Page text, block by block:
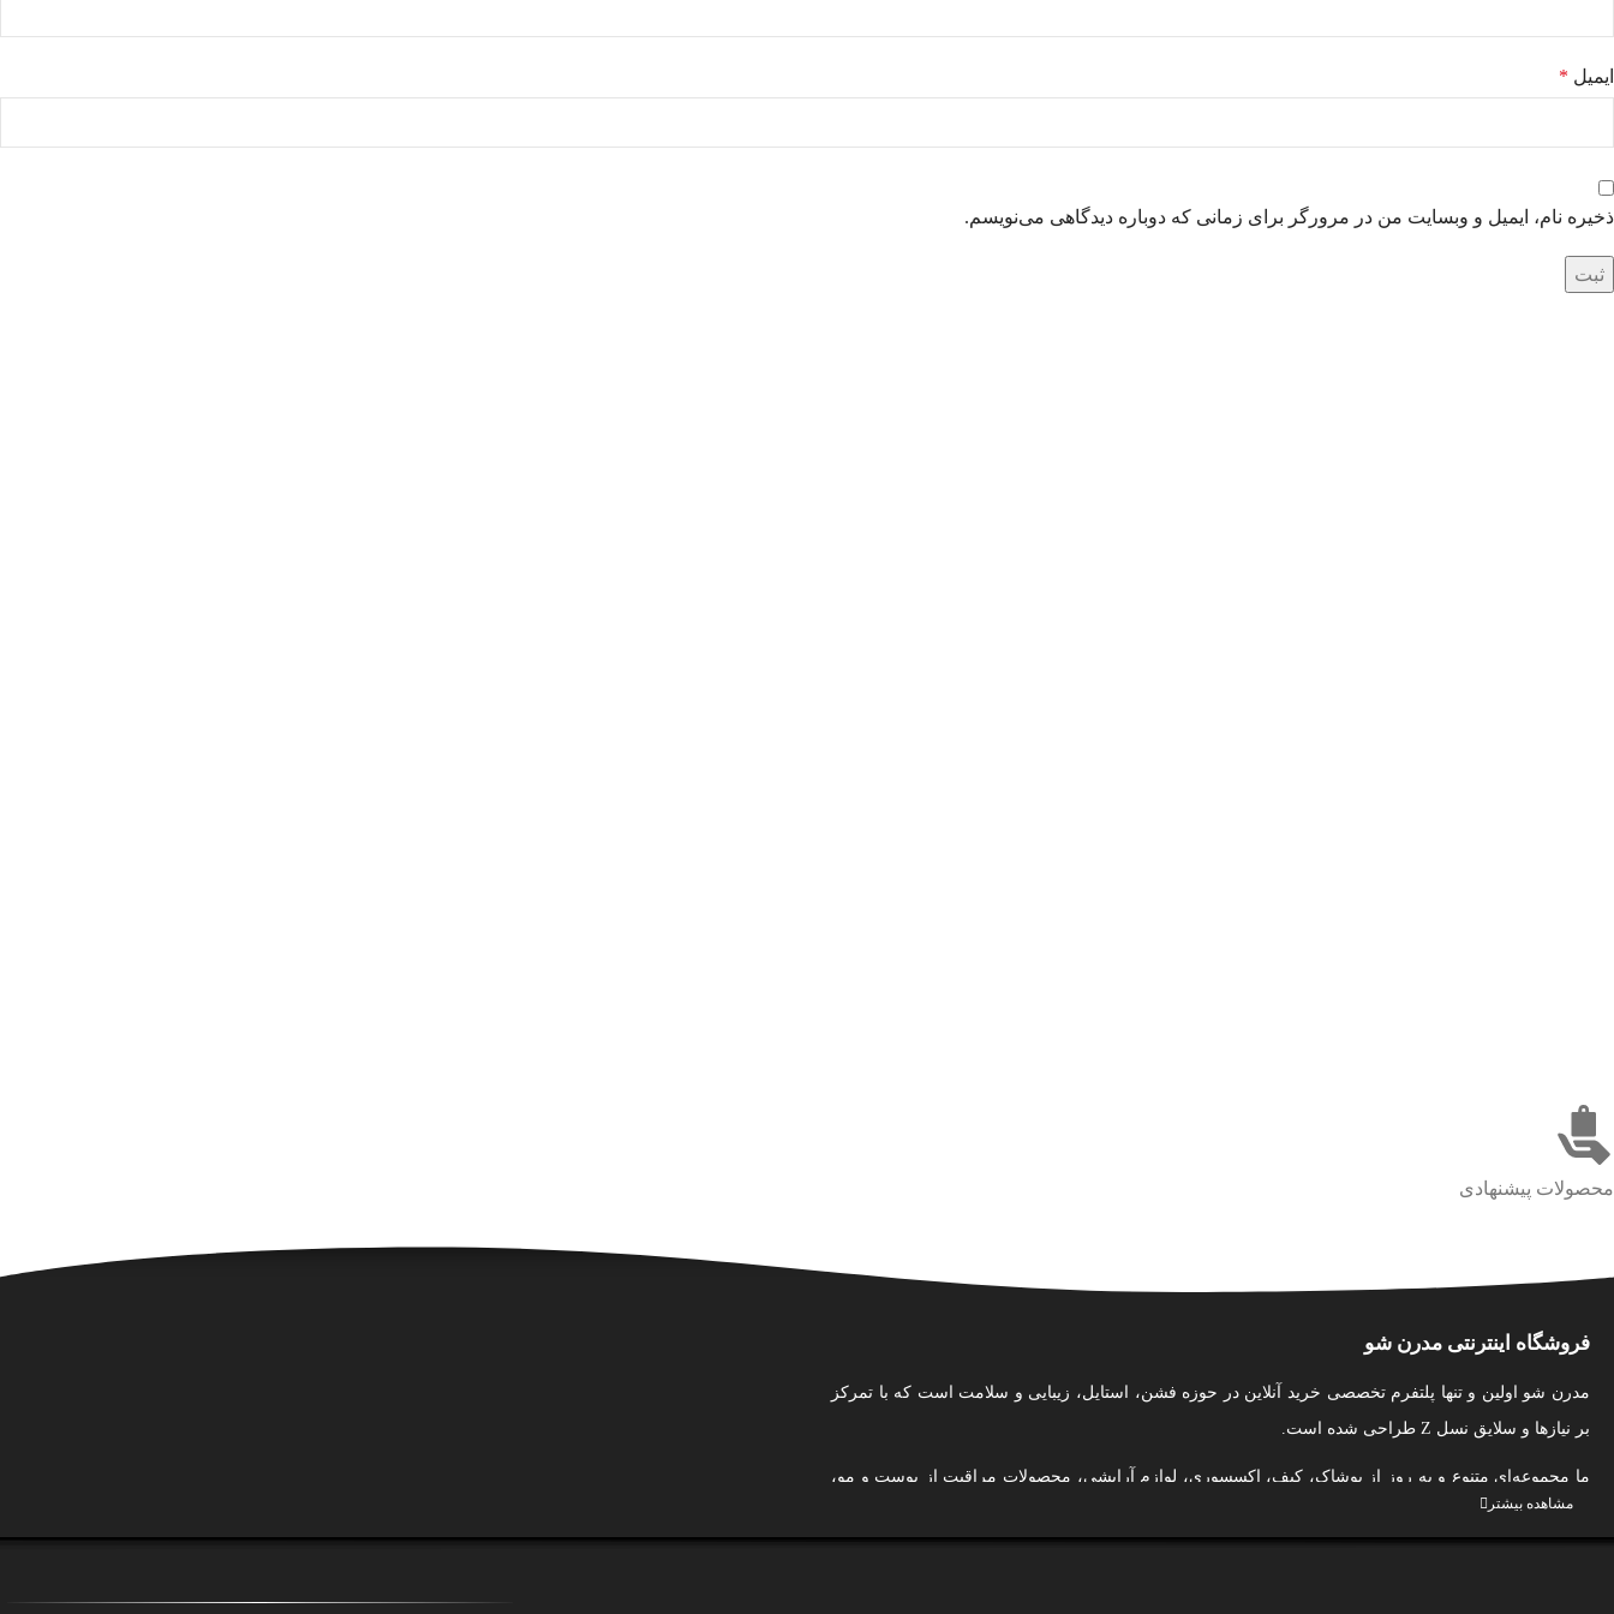
ایمیل *
ذخیره نام، ایمیل و وبسایت من در مرورگر برای زمانی که دوباره دیدگاهی می‌نویسم.
محصولات پیشنهادی
فروشگاه اینترنتی مدرن شو
مدرن شو اولین و تنها پلتفرم تخصصی خرید آنلاین در حوزه فشن، استایل، زیبایی و سلامت است که با تمرکز
بر نیازها و سلایق نسل Z طراحی شده است.
ما مجموعه‌ای متنوع و به‌ روز از پوشاک، کیف، اکسسوری، لوازم آرایشی، محصولات مراقبت از پوست و مو،
بهداشت شخصی و عطر و ادکلن را از بهترین برندهای ایرانی گردآوری کرده‌ایم تا تجربه‌ای امن، آسان و
لذت‌بخش از خرید اینترنتی را برای شما فراهم کنیم.
مشاهده بیشتر